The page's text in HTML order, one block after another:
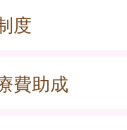
度
費助成